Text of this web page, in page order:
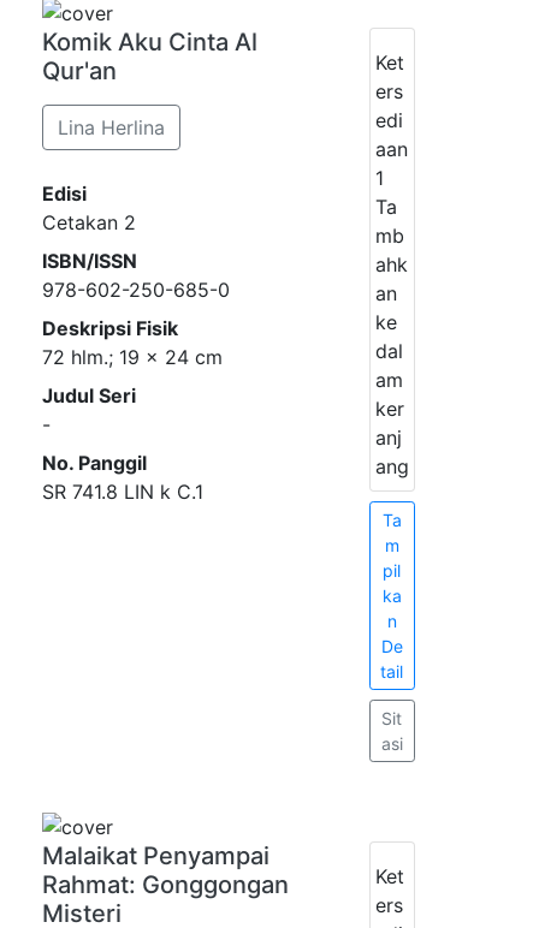
Komik Aku Cinta Al
Qur'an
Lina Herlina
Edisi
Cetakan 2
ISBN/ISSN
978-602-250-685-0
Deskripsi Fisik
72 hlm.; 19 x 24 cm
Judul Seri
-
No. Panggil
SR 741.8 LIN k C.1
Ket
ers
edi
aan
1
Ta
mb
ahk
an
ke
dal
am
ker
anj
ang
Ta
m
pil
ka
n
De
tail
Sit
asi
Malaikat Penyampai
Rahmat: Gonggongan
Misteri
Ket
ers